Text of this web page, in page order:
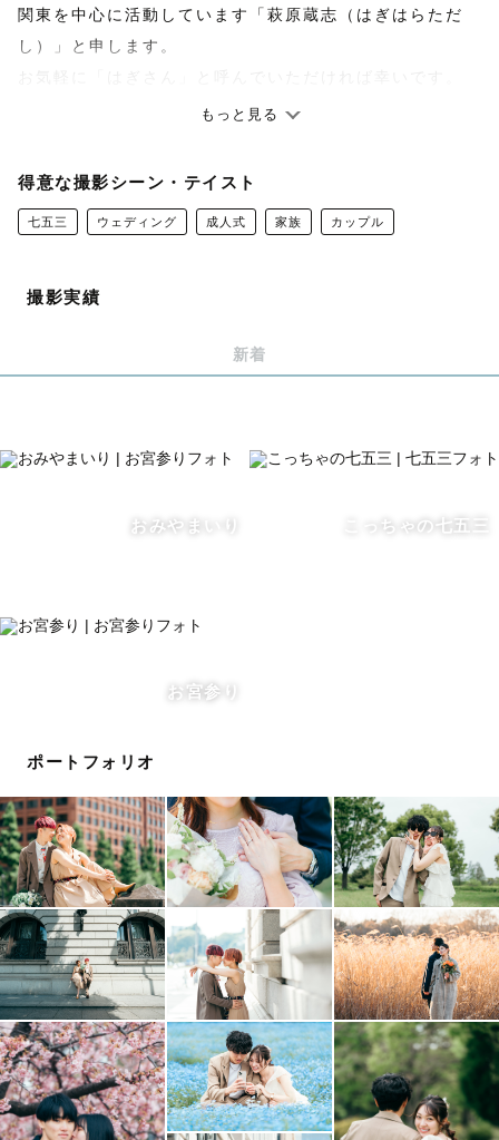
関東を中心に活動しています「萩原蔵志（はぎはらただ
し）」と申します。
ンスカメラマンとして、
園、小中学校のスナップやアルバム撮影を行っておりま
人物の撮影は慣れておりますので、お任せください。
『当たり前の日常』の中にある【幸せな瞬間】に気づいて
そんな思いを胸に、日々撮影を行っています。
撮影当日は撮影を楽しむ気持ちだけを持ってきていただけ
※スケジュールが△や×になっていても調整が可能な場合
  お気軽にお問い合わせください
もっと見る
得意な撮影シーン・テイスト
七五三 ウェディング 成人式 家族 カップル
撮影実績
新着
おみやまいり こっちゃの七五三
お宮参り
ポートフォリオ